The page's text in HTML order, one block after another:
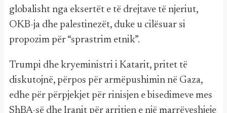
globalisht nga eksertët e të drejtave të njeriut,
OKB-ja dhe palestinezët, duke u cilësuar si
propozim për “sprastrim etnik”.
Trumpi dhe kryeministri i Katarit, pritet të
diskutojnë, përpos për armëpushimin në Gaza,
edhe për përpjekjet për rinisjen e bisedimeve mes
ShBA-së dhe Iranit për arritjen e një marrëveshjeje